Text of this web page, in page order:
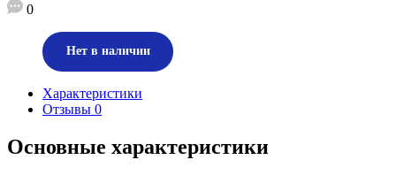
0
Нет в наличии
Характеристики
Отзывы 0
Основные характеристики